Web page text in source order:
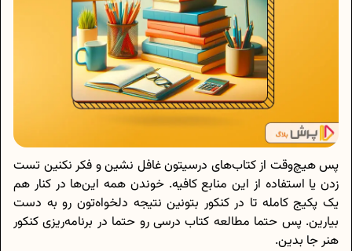
پس هیچ‌وقت از کتاب‌های درسیتون غافل نشین و فکر نکنین تست
زدن یا استفاده از این منابع کافیه. خوندن همه این‌ها در کنار هم
یک پکیج کامله تا در کنکور بتونین نتیجه دلخواه‌تون رو به دست
بیارین. پس حتما مطالعه کتاب درسی رو حتما در برنامه‌ریزی کنکور
هنر جا بدین.